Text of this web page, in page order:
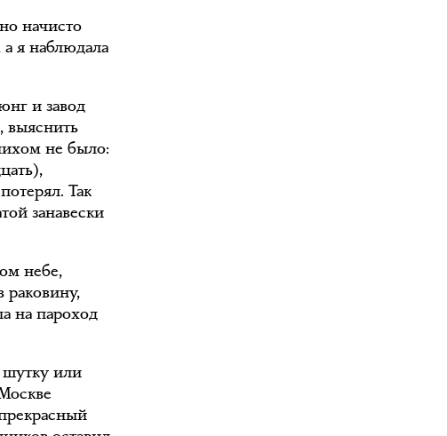
начисто
а я наблюдала
и завод
выяснить
не было:
Так
занавески
небе,
раковину,
на пароход
или